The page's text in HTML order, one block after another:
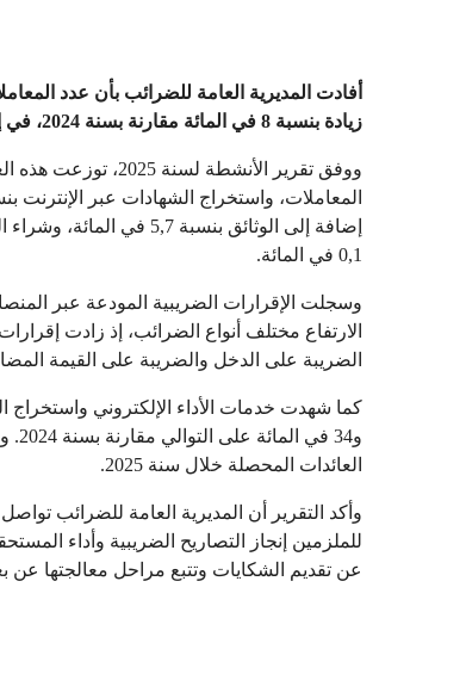
زيادة بنسبة 8 في المائة مقارنة بسنة 2024، في إطار مواصلة جهودها لتطوير الخدمات الرقمية
0,1 في المائة.
الضريبة على الدخل والضريبة على القيمة المضافة بنسبة 1 في
العائدات المحصلة خلال سنة 2025.
للملزمين إنجاز التصاريح الضريبية وأداء
عن تقديم الشكايات وتتبع مراحل معالجتها عن